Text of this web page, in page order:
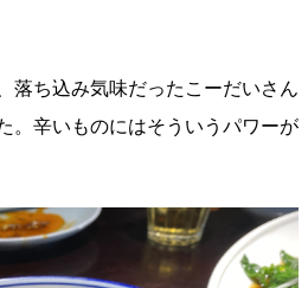
落ち込み気味だったこーだいさん
。辛いものにはそういうパワーが